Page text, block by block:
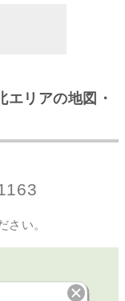
リアの地図・
さい。